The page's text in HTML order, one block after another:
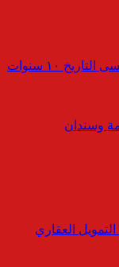
كلمة حق : د.شاكر أديت ماعليك .. لن ينسى التاريخ ١٠ سنوات
وسندان
العقاري